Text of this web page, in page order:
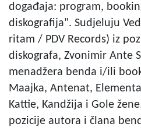
događaja: program,
diskografija". Sudjeluju
ritam / PDV Records) iz
diskografa, Zvonimir Ante
menadžera benda i/ili
Maajka, Antenat,
Kattie, Kandžija i Gole
pozicije autora i člana